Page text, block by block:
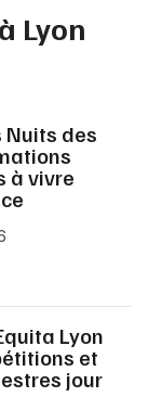
Lyon
Nuits des
à vivre
Lyon
et
jour